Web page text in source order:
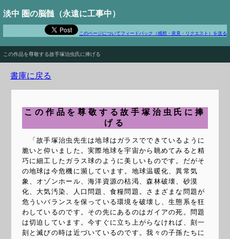
淡中 圏の脳髄（永遠に工事中）
このページについてフィードバック（感想・意見・リクエスト）を送る
この作品を尊敬する故手塚治虫氏に捧げる
書庫に戻る
この作品を尊敬する故手塚治虫氏に捧
げる
「故手塚治虫先生は地球はガラスでできているように
脆いと仰いました。実際地球を宇宙から眺めてみると精
巧に細工したガラス球のように美しいものです。だがそ
の地球は今危機に瀕しています。地球温暖化、異常気
象、オゾンホール、海洋資源の枯渇、森林破壊、砂漠
化、大気汚染、人口問題、食糧問題。さまざまな問題が
危ういバランスを保っている環境を破壊し、生態系を狂
わしているのです。その先にあるのはガイアの死。問題
は切迫しています。今すぐに立ち上がらなければ、刻一
刻と滅びの時は近づいているのです。我々の子孫たちに